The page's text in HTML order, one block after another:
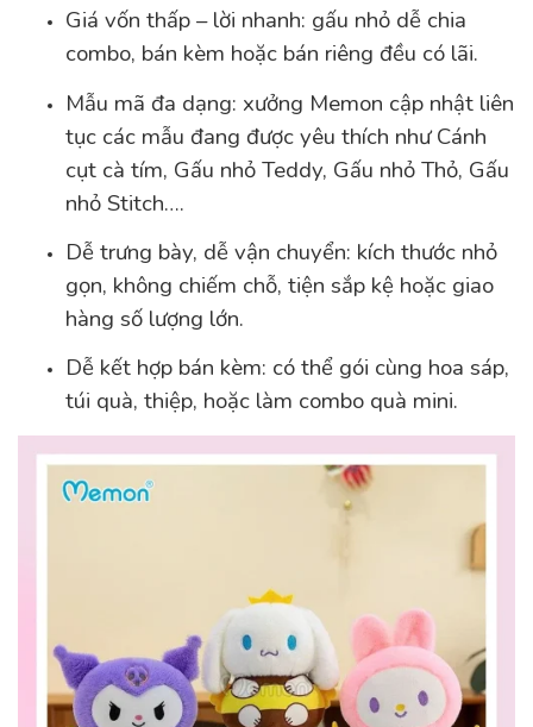
Giá vốn thấp – lời nhanh: gấu nhỏ dễ chia
combo, bán kèm hoặc bán riêng đều có lãi.
Mẫu mã đa dạng: xưởng Memon cập nhật liên
tục các mẫu đang được yêu thích như Cánh
cụt cà tím, Gấu nhỏ Teddy, Gấu nhỏ Thỏ, Gấu
nhỏ Stitch….
Dễ trưng bày, dễ vận chuyển: kích thước nhỏ
gọn, không chiếm chỗ, tiện sắp kệ hoặc giao
hàng số lượng lớn.
Dễ kết hợp bán kèm: có thể gói cùng hoa sáp,
túi quà, thiệp, hoặc làm combo quà mini.